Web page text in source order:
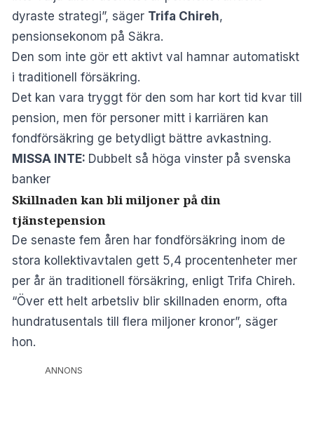
dyraste strategi”, säger Trifa Chireh,
pensionsekonom på Säkra.
Den som inte gör ett aktivt val hamnar automatiskt
i traditionell försäkring.
Det kan vara tryggt för den som har kort tid kvar till
pension, men för personer mitt i karriären kan
fondförsäkring ge betydligt bättre avkastning.
MISSA INTE: Dubbelt så höga vinster på svenska
banker
Skillnaden kan bli miljoner på din
tjänstepension
De senaste fem åren har fondförsäkring inom de
stora kollektivavtalen gett 5,4 procentenheter mer
per år än traditionell försäkring, enligt Trifa Chireh.
“Över ett helt arbetsliv blir skillnaden enorm, ofta
hundratusentals till flera miljoner kronor”, säger
hon.
ANNONS